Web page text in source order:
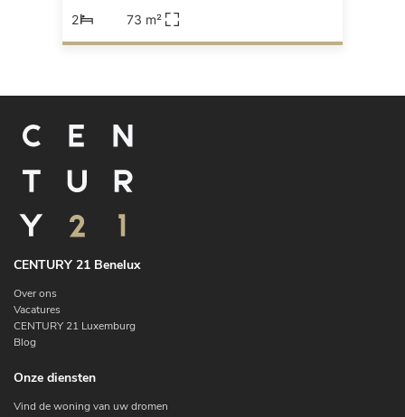
2 73 m²
CENTURY 21 Benelux
Over ons
Vacatures
CENTURY 21 Luxemburg
Blog
Onze diensten
Vind de woning van uw dromen